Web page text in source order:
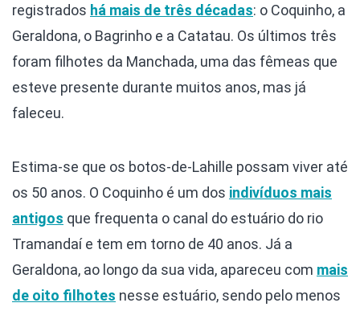
registrados há mais de três décadas: o Coquinho, a
Geraldona, o Bagrinho e a Catatau. Os últimos três
foram filhotes da Manchada, uma das fêmeas que
esteve presente durante muitos anos, mas já
faleceu.
Estima-se que os botos-de-Lahille possam viver até
os 50 anos. O Coquinho é um dos indivíduos mais
antigos que frequenta o canal do estuário do rio
Tramandaí e tem em torno de 40 anos. Já a
Geraldona, ao longo da sua vida, apareceu com mais
de oito filhotes nesse estuário, sendo pelo menos